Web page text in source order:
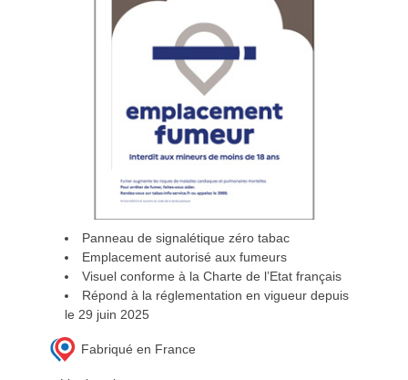
Panneau de signalétique zéro tabac
Emplacement autorisé aux fumeurs
Visuel conforme à la Charte de l’Etat français
Répond à la réglementation en vigueur depuis
le 29 juin 2025
Fabriqué en France